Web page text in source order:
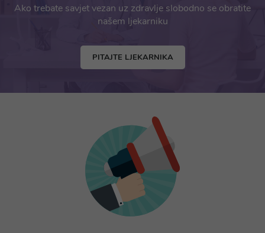
Ako trebate savjet vezan uz zdravlje slobodno se obratite
našem ljekarniku
PITAJTE LJEKARNIKA